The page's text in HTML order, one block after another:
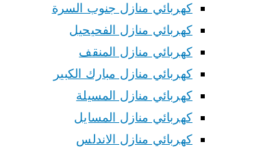
كهربائي منازل جنوب السرة
كهربائي منازل الفحيحيل
كهربائي منازل المنقف
كهربائي منازل مبارك الكبير
كهربائي منازل المسيلة
كهربائي منازل المسايل
كهربائي منازل الاندلس